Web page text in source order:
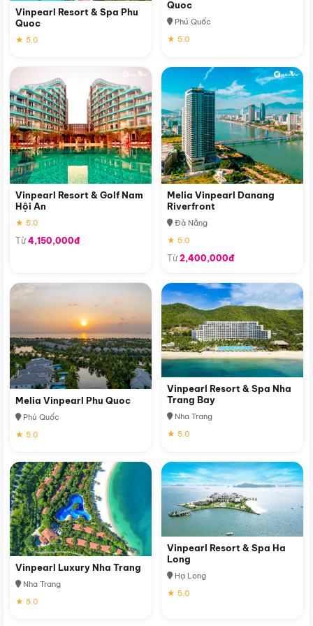
Vinpearl Resort & Spa Phu
Quoc
★ 5.0
Quoc
Phú Quốc
★ 5.0
Vinpearl Resort & Golf Nam
Hội An
★ 5.0
Từ4,150,000đ
Melia Vinpearl Danang
Riverfront
Đà Nẵng
★ 5.0
Từ2,400,000đ
Melia Vinpearl Phu Quoc
Phú Quốc
★ 5.0
Vinpearl Resort & Spa Nha
Trang Bay
Nha Trang
★ 5.0
Vinpearl Luxury Nha Trang
Nha Trang
★ 5.0
Vinpearl Resort & Spa Ha
Long
Hạ Long
★ 5.0